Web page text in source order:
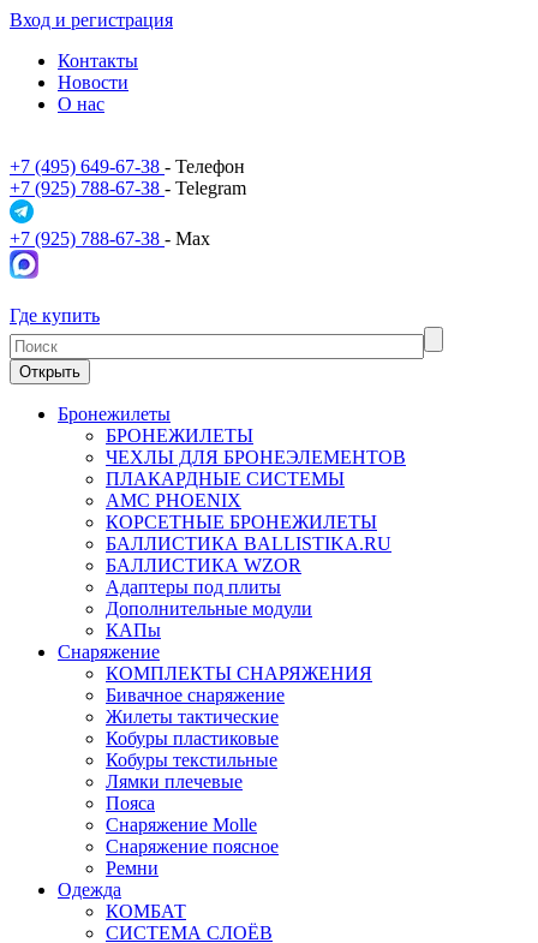
Вход и регистрация
Контакты
Новости
О нас
+7 (495) 649-67-38 - Телефон
+7 (925) 788-67-38 - Telegram
+7 (925) 788-67-38 - Max
Где купить
Открыть
Бронежилеты
БРОНЕЖИЛЕТЫ
ЧЕХЛЫ ДЛЯ БРОНЕЭЛЕМЕНТОВ
ПЛАКАРДНЫЕ СИСТЕМЫ
АМС PHOENIX
КОРСЕТНЫЕ БРОНЕЖИЛЕТЫ
БАЛЛИСТИКА BALLISTIKA.RU
БАЛЛИСТИКА WZOR
Адаптеры под плиты
Дополнительные модули
КАПы
Снаряжение
КОМПЛЕКТЫ СНАРЯЖЕНИЯ
Бивачное снаряжение
Жилеты тактические
Кобуры пластиковые
Кобуры текстильные
Лямки плечевые
Пояса
Снаряжение Molle
Снаряжение поясное
Ремни
Одежда
КОМБАТ
СИСТЕМА СЛОЁВ